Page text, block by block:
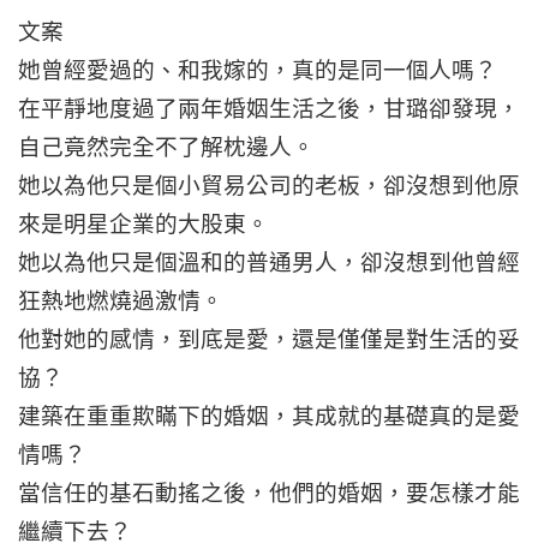
文案
她曾經愛過的、和我嫁的，真的是同一個人嗎？
在平靜地度過了兩年婚姻生活之後，甘璐卻發現，
自己竟然完全不了解枕邊人。
她以為他只是個小貿易公司的老板，卻沒想到他原
來是明星企業的大股東。
她以為他只是個溫和的普通男人，卻沒想到他曾經
狂熱地燃燒過激情。
他對她的感情，到底是愛，還是僅僅是對生活的妥
協？
建築在重重欺瞞下的婚姻，其成就的基礎真的是愛
情嗎？
當信任的基石動搖之後，他們的婚姻，要怎樣才能
繼續下去？